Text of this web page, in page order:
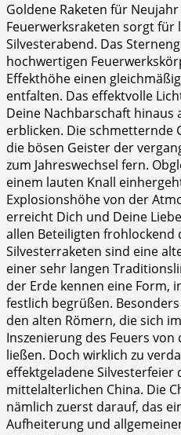
Goldene Raketen für
Feuerwerksraketen sorgt für
Silvesterabend. Das
hochwertigen
Effekthöhe einen
entfalten. Das effektvolle
Deine Nachbarschaft hinaus
erblicken. Die schmetternde
die bösen Geister der
zum Jahreswechsel fern.
einem lauten Knall
Explosionshöhe von der
erreicht Dich und Deine
allen Beteiligten frohlockend
Silvesterraketen sind eine
einer sehr langen
der Erde kennen eine Form,
festlich begrüßen.
den alten Römern, die sich
Inszenierung des Feuers
ließen. Doch wirklich zu
effektgeladene Silvesterfeier
mittelalterlichen China. Die
nämlich zuerst darauf, das
Aufheiterung und